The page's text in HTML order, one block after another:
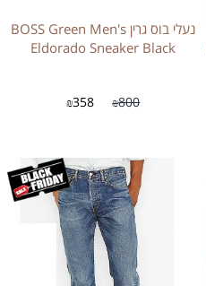
נעלי בוס גרין BOSS Green Men's
Eldorado Sneaker Black
₪800
₪358